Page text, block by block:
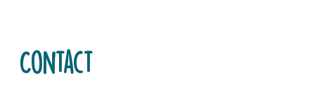
Contact